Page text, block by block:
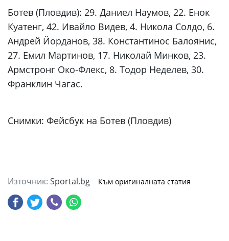
Ботев (Пловдив): 29. Даниел Наумов, 22. Енок
Куатенг, 42. Ивайло Видев, 4. Никола Солдо, 6.
Андрей Йорданов, 38. Константинос Балоянис,
27. Емил Мартинов, 17. Николай Минков, 23.
Армстронг Око-Флекс, 8. Тодор Неделев, 30.
Франклин Чагас.
Снимки: Фейсбук на Ботев (Пловдив)
Източник: Sportal.bg Към оригиналната статия